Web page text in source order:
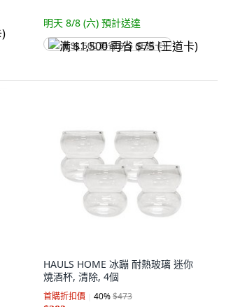
明天 8/8 (六) 預計送達
满 $1,500 再省 $75 (王道卡)
HAULS HOME 冰蹦 耐熱玻璃 迷你
燒酒杯, 清除, 4個
首購折扣價 40%$473